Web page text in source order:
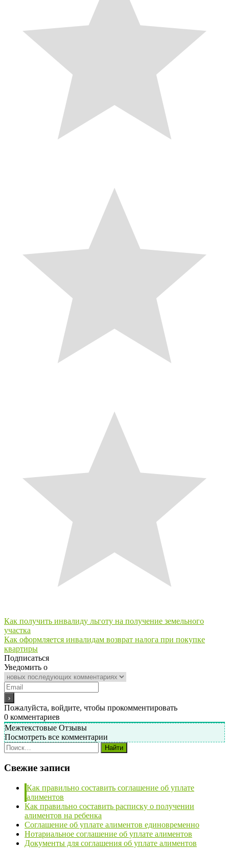
Навигация
по
записям
Как получить инвалиду льготу на получение земельного
участка
Как оформляется инвалидам возврат налога при покупке
квартиры
Подписаться
Уведомить о
Пожалуйста, войдите, чтобы прокомментировать
0 комментариев
Межтекстовые Отзывы
Посмотреть все комментарии
Свежие записи
Как правильно составить соглашение об уплате
алиментов
Как правильно составить расписку о получении
алиментов на ребенка
Соглашение об уплате алиментов единовременно
Нотариальное соглашение об уплате алиментов
Документы для соглашения об уплате алиментов